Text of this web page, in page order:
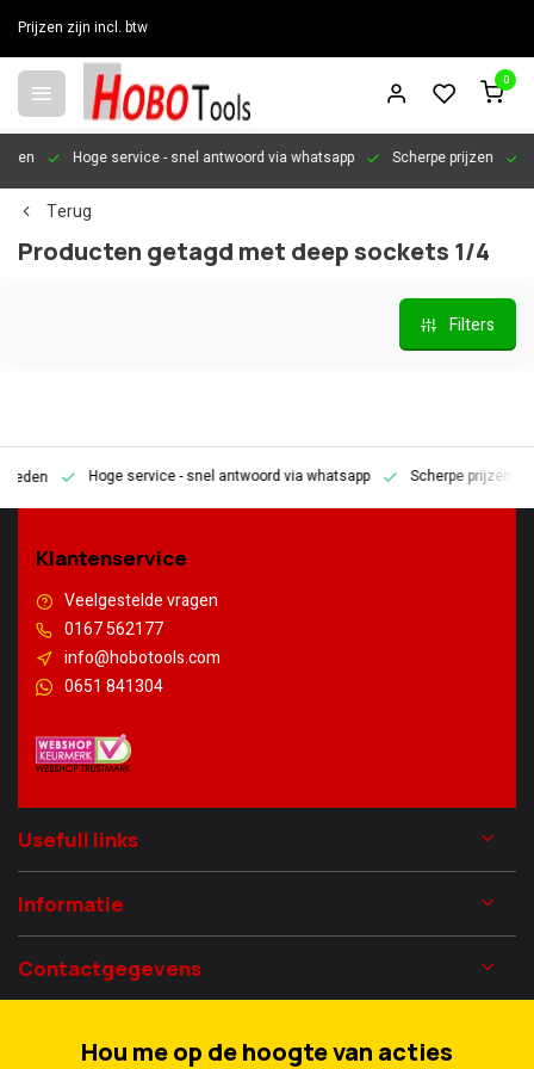
Prijzen zijn incl. btw
0
Hoge service- snel antwoord via whatsapp Scherpe prijzen
Terug
Producten getagd met deep sockets 1/4
Filters
Hoge service- snel antwoord via whatsapp Scherpe prijzen
Klantenservice
Veelgestelde vragen
0167 562177
info@hobotools.com
0651 841304
Usefull links
Informatie
Contactgegevens
Hou me op de hoogte van acties